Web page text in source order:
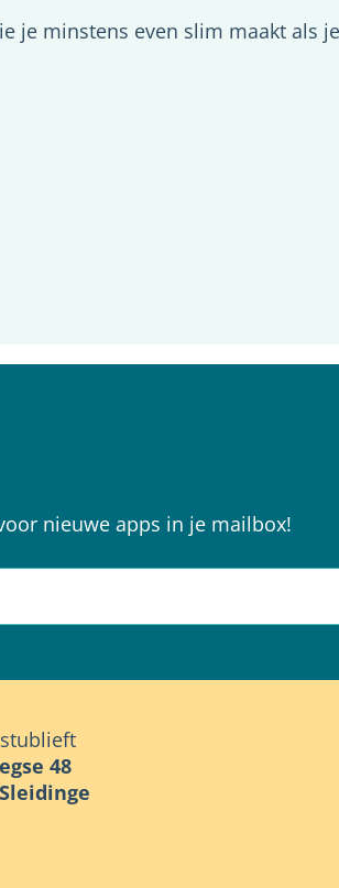
je minstens even slim maakt als
nieuwe apps in je mailbox!
48